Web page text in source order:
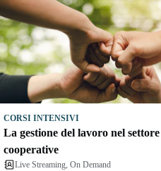
CORSI INTENSIVI
La gestione del lavoro nel
cooperative
Live Streaming, On Demand